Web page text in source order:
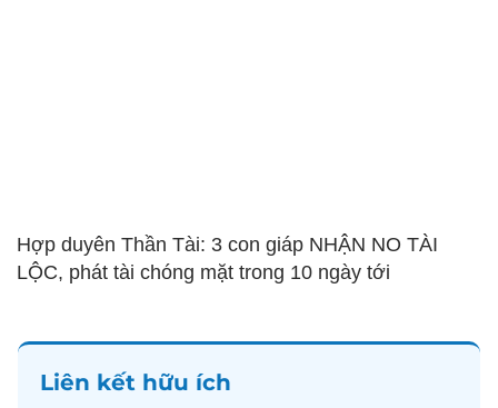
Hợp duyên Thần Tài: 3 con giáp NHẬN NO TÀI
LỘC, phát tài chóng mặt trong 10 ngày tới
Liên kết hữu ích